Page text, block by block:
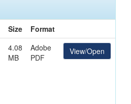
Size
Format
4.08
MB
Adobe
PDF
View/Open